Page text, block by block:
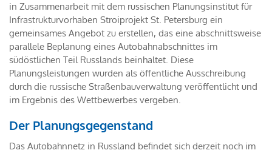
in Zusammenarbeit mit dem russischen Planungsinstitut für
Infrastrukturvorhaben Stroiprojekt St. Petersburg ein
gemeinsames Angebot zu erstellen, das eine abschnittsweise
parallele Beplanung eines Autobahnabschnittes im
südöstlichen Teil Russlands beinhaltet. Diese
Planungsleistungen wurden als öffentliche Ausschreibung
durch die russische Straßenbauverwaltung veröffentlicht und
im Ergebnis des Wettbewerbes vergeben.
Der Planungsgegenstand
Das Autobahnnetz in Russland befindet sich derzeit noch im